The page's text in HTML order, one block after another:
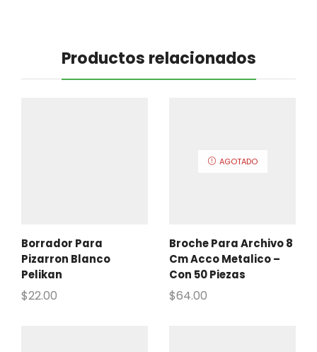
Productos relacionados
Borrador Para
Pizarron Blanco
Pelikan
$22.00
AGOTADO
Broche Para Archivo 8
Cm Acco Metalico –
Con 50 Piezas
$64.00